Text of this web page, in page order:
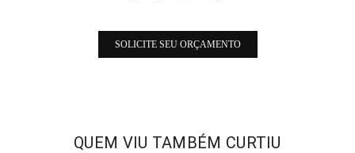
SOLICITE SEU ORÇAMENTO
QUEM VIU TAMBÉM CURTIU